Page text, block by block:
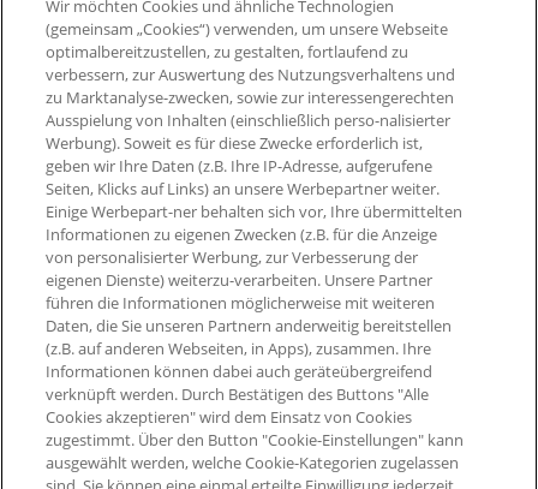
Ausgenommen von der Bepunktung sind:
- Stornierte Bestellungen
Wir möchten Cookies und ähnliche Technologien
(gemeinsam „Cookies“) verwenden, um unsere Webseite
optimalbereitzustellen, zu gestalten, fortlaufend zu
verbessern, zur Auswertung des Nutzungsverhaltens und
zu Marktanalyse-zwecken, sowie zur interessengerechten
Ausspielung von Inhalten (einschließlich perso-nalisierter
Werbung). Soweit es für diese Zwecke erforderlich ist,
geben wir Ihre Daten (z.B. Ihre IP-Adresse, aufgerufene
Seiten, Klicks auf Links) an unsere Werbepartner weiter.
Einige Werbepart-ner behalten sich vor, Ihre übermittelten
Informationen zu eigenen Zwecken (z.B. für die Anzeige
von personalisierter Werbung, zur Verbesserung der
eigenen Dienste) weiterzu-verarbeiten. Unsere Partner
führen die Informationen möglicherweise mit weiteren
Daten, die Sie unseren Partnern anderweitig bereitstellen
(z.B. auf anderen Webseiten, in Apps), zusammen. Ihre
Informationen können dabei auch geräteübergreifend
verknüpft werden. Durch Bestätigen des Buttons "Alle
Cookies akzeptieren" wird dem Einsatz von Cookies
zugestimmt. Über den Button "Cookie-Einstellungen" kann
ausgewählt werden, welche Cookie-Kategorien zugelassen